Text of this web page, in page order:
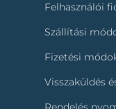
Felhasználói
Szállítási
Fizetési
Visszaküldés